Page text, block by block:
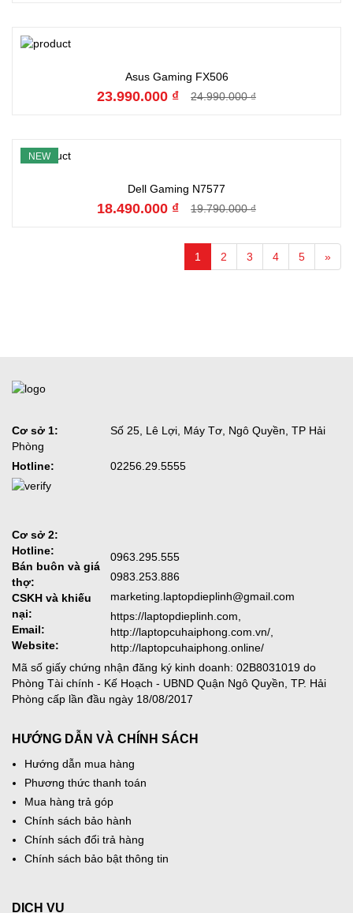
Đặt hàng
Asus Gaming FX506
23.990.000 ₫ 24.990.000 ₫
Đặt hàng
NEW
Dell Gaming N7577
18.490.000 ₫ 19.790.000 ₫
1 2 3 4 5 »
Cơ sở 1:
Số 25, Lê Lợi, Máy Tơ, Ngô Quyền, TP Hải
Phòng
Hotline:
02256.29.5555
Cơ sở 2:
Hotline:
Bán buôn và giá
thợ:
0963.295.555
CSKH và khiếu
nại:
0983.253.886
Email:
marketing.laptopdieplinh@gmail.com
Website:
https://laptopdieplinh.com,
http://laptopcuhaiphong.com.vn/,
http://laptopcuhaiphong.online/
Mã số giấy chứng nhận đăng ký kinh doanh: 02B8031019 do
Phòng Tài chính - Kế Hoạch - UBND Quận Ngô Quyền, TP. Hải
Phòng cấp lần đầu ngày 18/08/2017
HƯỚNG DẪN VÀ CHÍNH SÁCH
Hướng dẫn mua hàng
Phương thức thanh toán
Mua hàng trả góp
Chính sách bảo hành
Chính sách đổi trả hàng
Chính sách bảo bật thông tin
DỊCH VỤ